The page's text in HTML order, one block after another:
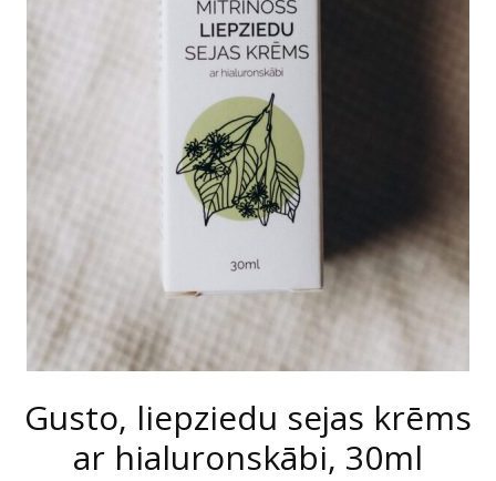
Gusto, liepziedu sejas krēms
ar hialuronskābi, 30ml